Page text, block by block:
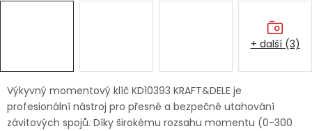
Výkyvný momentový klíč KD10393 KRAFT&DELE je
profesionální nástroj pro přesné a bezpečné utahování
závitových spojů. Díky širokému rozsahu momentu (0-300
+ další (3)